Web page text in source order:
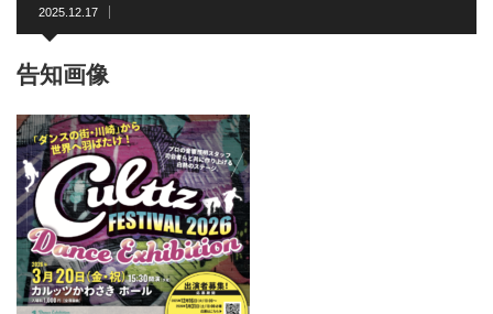
2025.12.17
告知画像